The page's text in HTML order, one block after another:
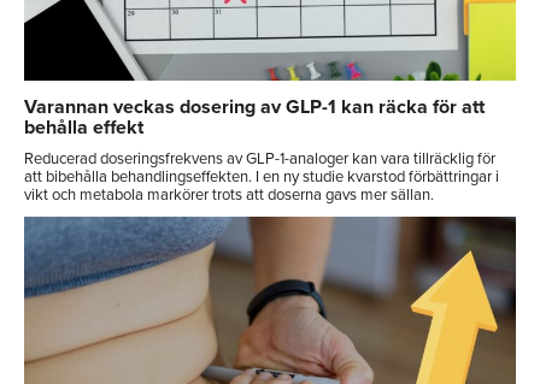
Varannan veckas dosering av GLP-1 kan räcka för att
behålla effekt
Reducerad doseringsfrekvens av GLP-1-analoger kan vara tillräcklig för
att bibehålla behandlingseffekten. I en ny studie kvarstod förbättringar i
vikt och metabola markörer trots att doserna gavs mer sällan.